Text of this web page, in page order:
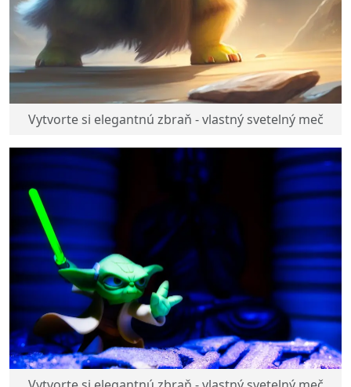
Vytvorte si elegantnú zbraň - vlastný svetelný meč